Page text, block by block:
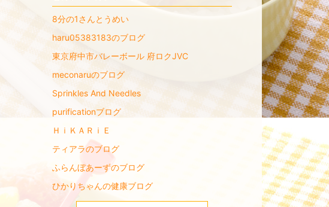
8分の1さんとうめい
haru05383183のブログ
東京府中市バレーボール 府ロクJVC
meconaruのブログ
Sprinkles And Needles
purificationブログ
ＨｉＫＡＲｉＥ
ティアラのブログ
ふらんぼあーずのブログ
ひかりちゃんの健康ブログ